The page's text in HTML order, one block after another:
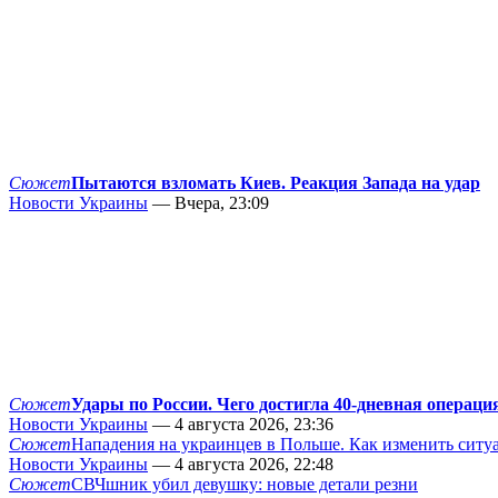
СюжетПытаются взломать Киев. Реакция Запада на удар
Новости Украины — Вчера, 23:09
СюжетУдары по России. Чего достигла 40-дневная
Новости Украины — 4 августа 2026, 23:36
СюжетНападения на украинцев в Польше. Как изменить
Новости Украины — 4 августа 2026, 22:48
СюжетСВЧшник убил девушку: новые детали резни